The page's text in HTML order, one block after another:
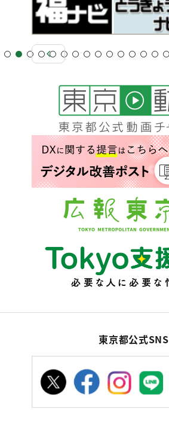
東京都公式SNS